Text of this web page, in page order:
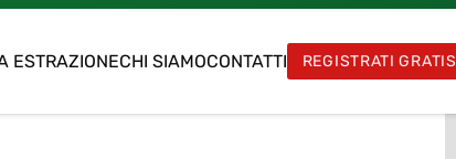
ESTRAZIONECHI SIAMOCONTATTI REGISTRATI GRATIS